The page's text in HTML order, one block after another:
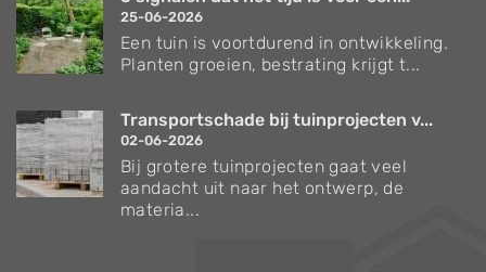
25-06-2026
Een tuin is voortdurend in ontwikkeling.
Planten groeien, bestrating krijgt t...
Transportschade bij tuinprojecten v...
02-06-2026
Bij grotere tuinprojecten gaat veel
aandacht uit naar het ontwerp, de
materia...